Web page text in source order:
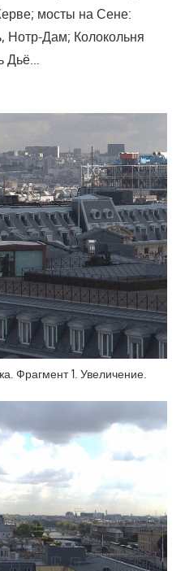
мосты на Сене:
Нотр-Дам; Колокольня
Фрагмент 1. Увеличение.